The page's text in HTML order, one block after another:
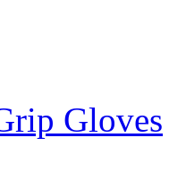
Gloves